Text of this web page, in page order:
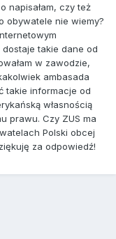
napisałam, czy też
obywatele nie wiemy?
takie dane od
w zawodzie,
ambasada
takie informacje od
własnością
prawu. Czy ZUS ma
Polski obcej
za odpowiedź!